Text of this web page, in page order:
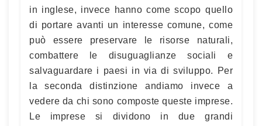
in inglese, invece hanno come scopo quello
di portare avanti un interesse comune, come
può essere preservare le risorse naturali,
combattere le disuguaglianze sociali e
salvaguardare i paesi in via di sviluppo. Per
la seconda distinzione andiamo invece a
vedere da chi sono composte queste imprese.
Le imprese si dividono in due grandi